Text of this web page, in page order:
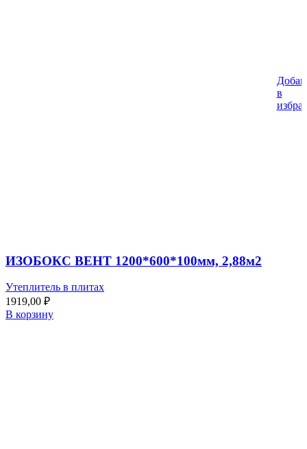
в
ИЗОБОКС ВЕНТ 1200*600*100мм, 2,88м2
Утеплитель в плитах
1919,00 ₽
В корзину